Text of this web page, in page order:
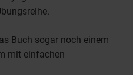
Buch sogar noch einem
mit einfachen